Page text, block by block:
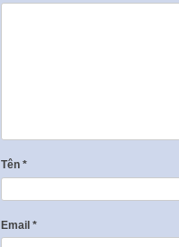
Tên *
Email *